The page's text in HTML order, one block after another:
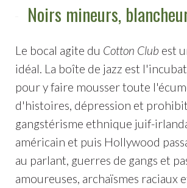
Noirs mineurs,
Le bocal agite du Cotton Clubest
idéal. La boîte de jazz est
pour y faire mousser toute
d'histoires, dépression et
gangstérisme ethnique juif-
américain et puis Hollywood
au parlant, guerres de gangs et
amoureuses, archaïsmes raciaux